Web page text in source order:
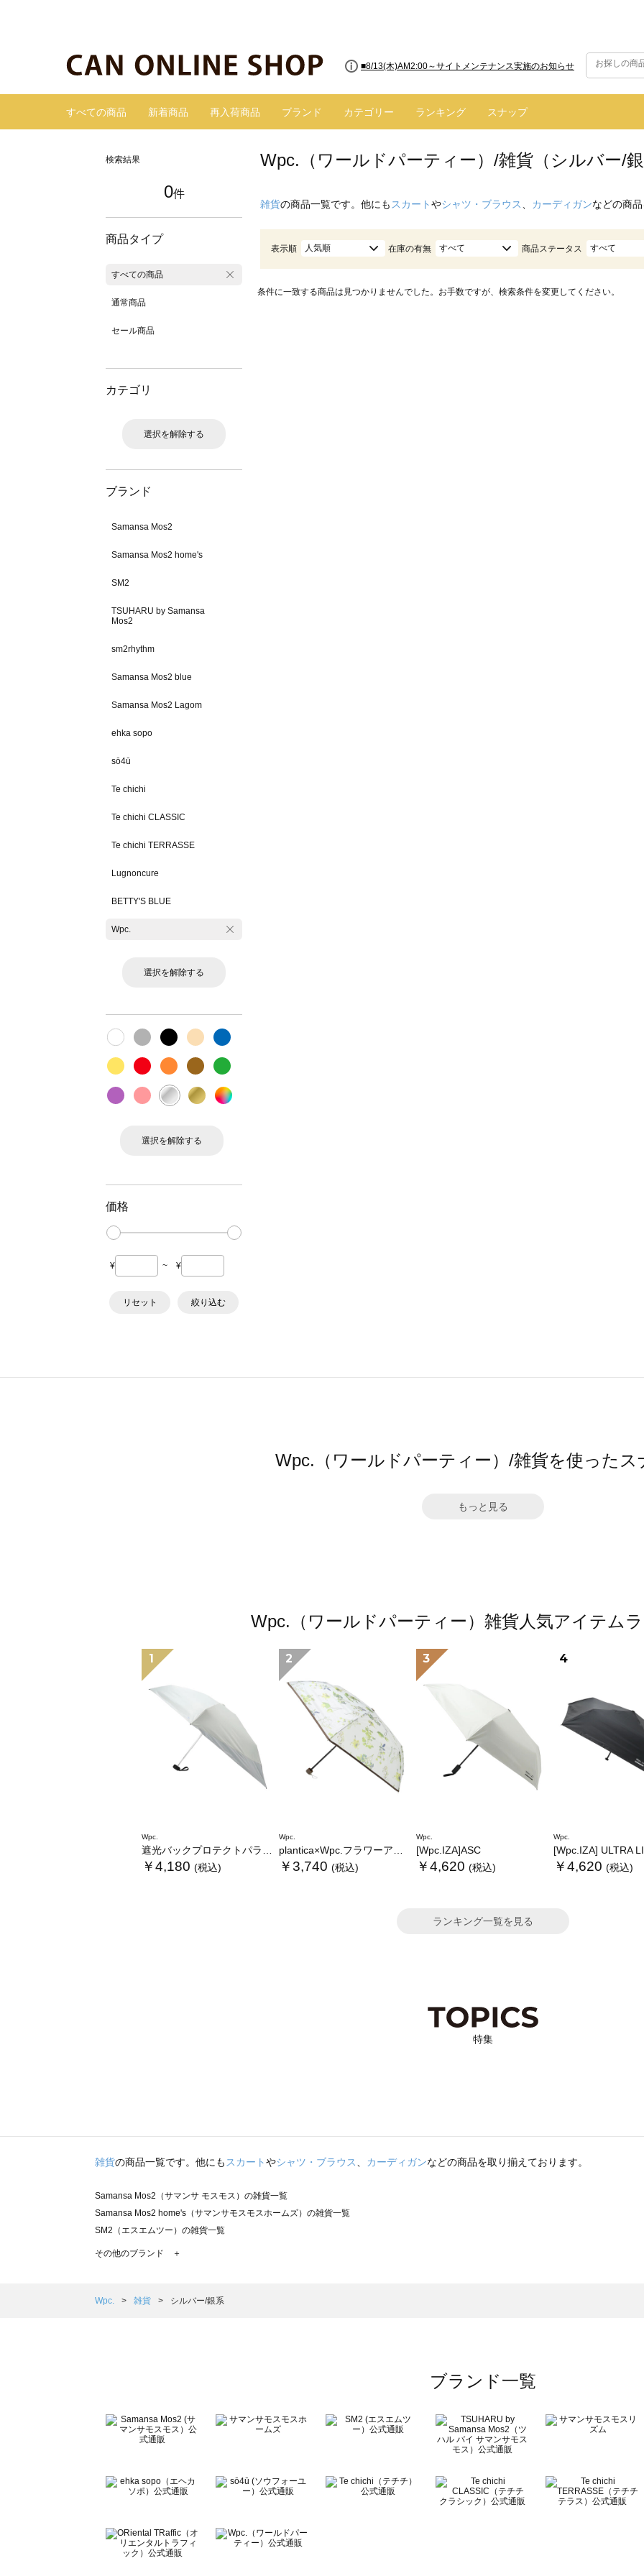
■8/13(木)AM2:00～サイトメンテナンス実施のお知らせ
すべての商品 新着商品 再入荷商品 ブランド カテゴリー ランキング スナップ
検索結果
0件
商品タイプ
すべての商品
通常商品
セール商品
カテゴリ
選択を解除する
ブランド
Samansa Mos2
Samansa Mos2 home's
SM2
TSUHARU by Samansa
Mos2
sm2rhythm
Samansa Mos2 blue
Samansa Mos2 Lagom
ehka sopo
sō4ū
Te chichi
Te chichi CLASSIC
Te chichi TERRASSE
Lugnoncure
BETTY'S BLUE
Wpc.
選択を解除する
選択を解除する
価格
¥ ~ ¥
リセット 絞り込む
Wpc.（ワールドパーティー）/雑貨（シルバー/
雑貨の商品一覧です。他にも スカートやシャツ・ブラウス カーディガンなどの商
表示順 人気順 在庫の有無 すべて 商品ステータス すべて
条件に一致する商品は見つかりませんでした。お手数ですが、検索条件を変更してください。
Wpc.（ワールドパーティー）/雑貨を使ったス
もっと見る
Wpc.（ワールドパーティー）雑貨人気アイテム
1
Wpc.
遮光バックプロテクトパラソル tiny
￥4,180 (税込)
2
Wpc.
plantica×Wpc.フラワーアンブレラプラスティックmini
￥3,740 (税込)
3
Wpc.
[Wpc.IZA]ASC
￥4,620 (税込)
4
Wpc.
[Wpc.IZA] ULTRA
￥4,620 (税込)
ランキング一覧を見る
特集
雑貨の商品一覧です。他にもスカートやシャツ・ブラウス、 カーディガンなどの商品を取り揃えております。
Samansa Mos2（サマンサ モスモス）の雑貨一覧
Samansa Mos2 home's（サマンサモスモスホームズ）の雑貨一覧
SM2（エスエムツー）の雑貨一覧
TSUHARU by Samansa Mos2（ツハルバイサマンサモスモス）の雑貨一覧
Samansa Mos2 Lagom（サマンサモスモス ラーゴム）の雑貨一覧
BETTY'S BLUE（べティーズブルー）の雑貨一覧
Wpc.（ワールドパーティー）の雑貨一覧
その他のブランド ＋
Wpc. 雑貨 シルバー/銀系
ブランド一覧